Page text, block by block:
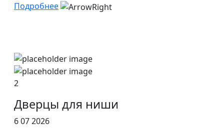
Подробнее
2
Дверцы для ниши
6 07 2026